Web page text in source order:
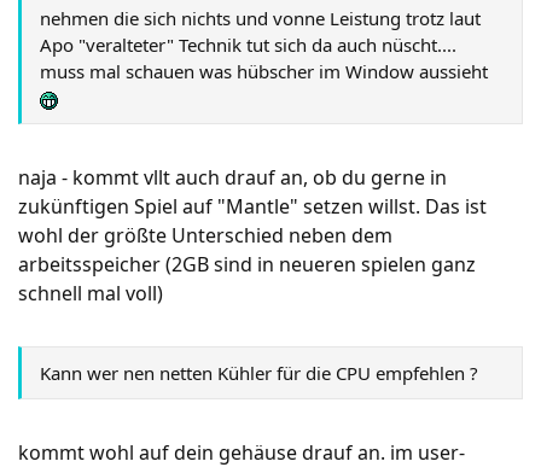
nehmen die sich nichts und vonne Leistung trotz laut
Apo "veralteter" Technik tut sich da auch nüscht....
muss mal schauen was hübscher im Window aussieht
naja - kommt vllt auch drauf an, ob du gerne in
zukünftigen Spiel auf "Mantle" setzen willst. Das ist
wohl der größte Unterschied neben dem
arbeitsspeicher (2GB sind in neueren spielen ganz
schnell mal voll)
Kann wer nen netten Kühler für die CPU empfehlen ?
kommt wohl auf dein gehäuse drauf an. im user-